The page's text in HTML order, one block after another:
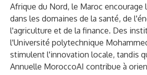
Afrique du Nord, le Maroc encourage
dans les domaines de la santé, de
l'agriculture et de la finance. Des
l'Université polytechnique
stimulent l'innovation locale, tandis
Annuelle MoroccoAI contribue à